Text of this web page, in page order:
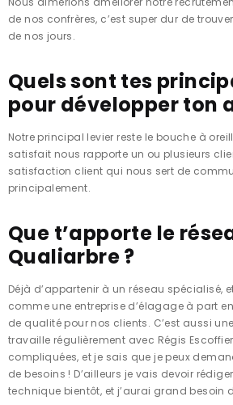
de nos confrères, c’est super dur de
de nos jours.
Quels sont tes
pour développer ton
Notre principal levier reste le bouche à
satisfait nous rapporte un ou plusieurs
satisfaction client qui nous sert de
principalement.
Que t’apporte le
Qualiarbre ?
Déjà d’appartenir à un réseau spécialisé,
comme une entreprise d’élagage à part
de qualité pour nos clients. C’est aussi
travaille régulièrement avec Régis
compliquées, et je sais que je peux
de besoins ! D’ailleurs je vais devoir
technique bientôt, et j’aurai grand besoin